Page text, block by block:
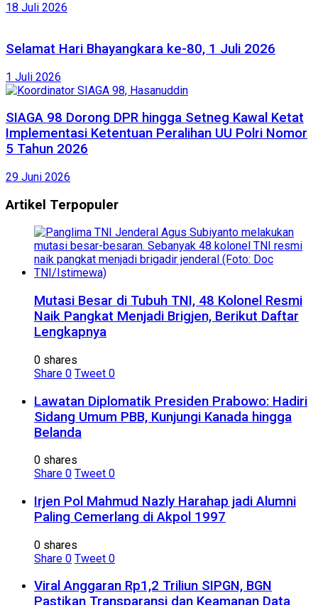
18 Juli 2026
Selamat Hari Bhayangkara ke-80, 1 Juli 2026
1 Juli 2026
SIAGA 98 Dorong DPR hingga Setneg Kawal Ketat
Implementasi Ketentuan Peralihan UU Polri Nomor
5 Tahun 2026
29 Juni 2026
Artikel Terpopuler
Mutasi Besar di Tubuh TNI, 48 Kolonel Resmi
Naik Pangkat Menjadi Brigjen, Berikut Daftar
Lengkapnya
0 shares
Share 0 Tweet 0
Lawatan Diplomatik Presiden Prabowo: Hadiri
Sidang Umum PBB, Kunjungi Kanada hingga
Belanda
0 shares
Share 0 Tweet 0
Irjen Pol Mahmud Nazly Harahap jadi Alumni
Paling Cemerlang di Akpol 1997
0 shares
Share 0 Tweet 0
Viral Anggaran Rp1,2 Triliun SIPGN, BGN
Pastikan Transparansi dan Keamanan Data